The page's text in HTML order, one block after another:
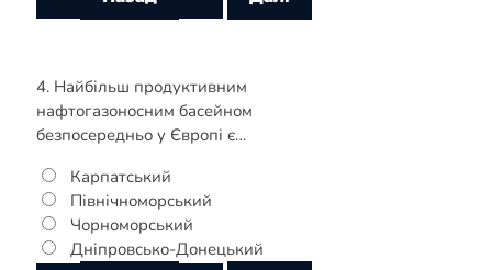
4. Найбільш продуктивним
нафтогазоносним басейном
безпосередньо у Європі є…
Карпатський
Північноморський
Чорноморський
Дніпровсько-Донецький